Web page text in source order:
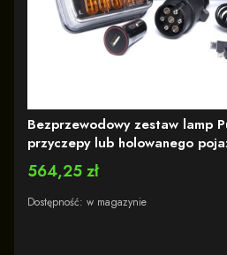
Bezprzewodowy zestaw lamp
przyczepy lub holowanego
Cena
564,25 zł
Dostępność: w magazynie